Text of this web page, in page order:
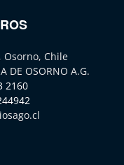
Osorno, Chile
DE OSORNO A.G.
2160